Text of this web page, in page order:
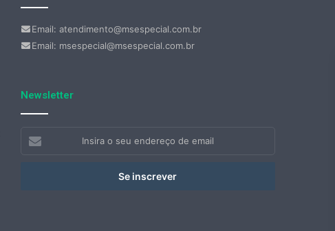
Email: atendimento@msespecial.com.br
Email: msespecial@msespecial.com.br
Newsletter